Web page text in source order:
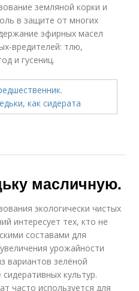
земляной корки и
в защите от многих
эфирных масел
вредителей: тлю,
и гусениц.
масличную.
экологически чистых
интересует тех, кто не
составами для
урожайности
вариантов зелёной
культур.
часто используется для